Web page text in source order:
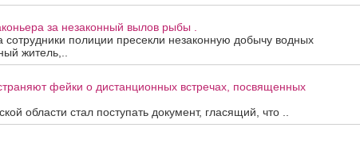
за незаконный вылов рыбы .
сотрудники полиции пресекли незаконную добычу водных
житель,..
фейки о дистанционных встречах, посвященных
области стал поступать документ, гласящий, что ..